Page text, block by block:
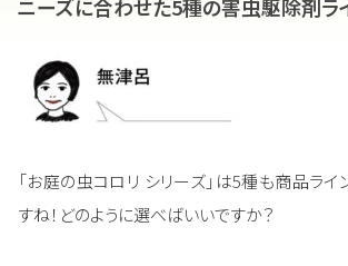
ニーズに合わせた5種の害虫駆除剤ラ
「お庭の虫コロリ シリーズ」は5種も商品ラ
すね！どのように選べばいいですか？